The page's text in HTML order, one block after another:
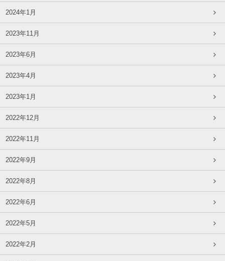
2024年1月
2023年11月
2023年6月
2023年4月
2023年1月
2022年12月
2022年11月
2022年9月
2022年8月
2022年6月
2022年5月
2022年2月